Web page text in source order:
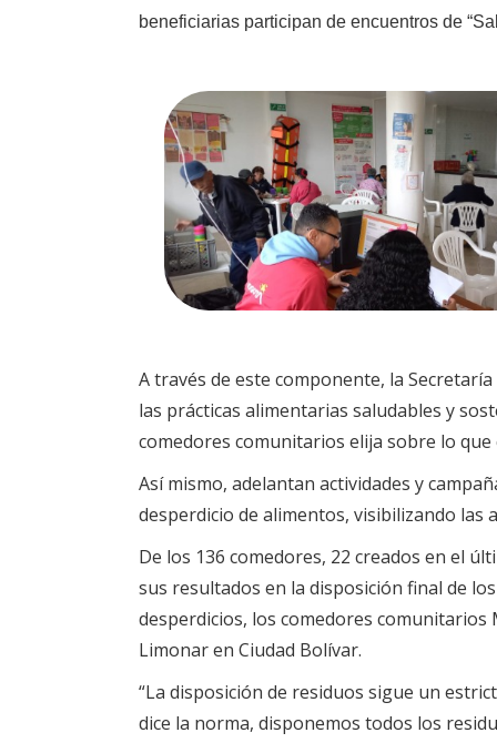
beneficiarias participan de encuentros de
A través de este componente, la
las prácticas alimentarias saludables y
comedores comunitarios elija sobre lo
Así mismo, adelantan actividades y
desperdicio de alimentos, visibilizando las
De los 136 comedores, 22 creados en el
sus resultados en la disposición final de
desperdicios, los comedores comunitarios
Limonar en Ciudad Bolívar.
“La disposición de residuos sigue un
dice la norma, disponemos todos los